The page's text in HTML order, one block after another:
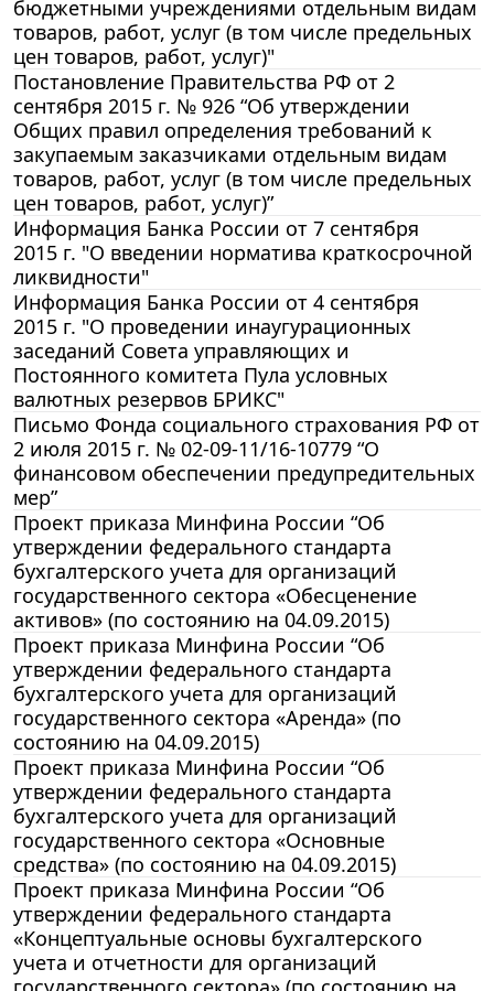
бюджетными учреждениями отдельным видам
товаров, работ, услуг (в том числе предельных
цен товаров, работ, услуг)"
Постановление Правительства РФ от 2
сентября 2015 г. № 926 “Об утверждении
Общих правил определения требований к
закупаемым заказчиками отдельным видам
товаров, работ, услуг (в том числе предельных
цен товаров, работ, услуг)”
Информация Банка России от 7 сентября
2015 г. "О введении норматива краткосрочной
ликвидности"
Информация Банка России от 4 сентября
2015 г. "О проведении инаугурационных
заседаний Совета управляющих и
Постоянного комитета Пула условных
валютных резервов БРИКС"
Письмо Фонда социального страхования РФ от
2 июля 2015 г. № 02-09-11/16-10779 “О
финансовом обеспечении предупредительных
мер”
Проект приказа Минфина России “Об
утверждении федерального стандарта
бухгалтерского учета для организаций
государственного сектора «Обесценение
активов» (по состоянию на 04.09.2015)
Проект приказа Минфина России “Об
утверждении федерального стандарта
бухгалтерского учета для организаций
государственного сектора «Аренда» (по
состоянию на 04.09.2015)
Проект приказа Минфина России “Об
утверждении федерального стандарта
бухгалтерского учета для организаций
государственного сектора «Основные
средства» (по состоянию на 04.09.2015)
Проект приказа Минфина России “Об
утверждении федерального стандарта
«Концептуальные основы бухгалтерского
учета и отчетности для организаций